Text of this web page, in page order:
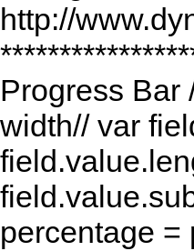
http://
Progress Bar
width// var
percentage =